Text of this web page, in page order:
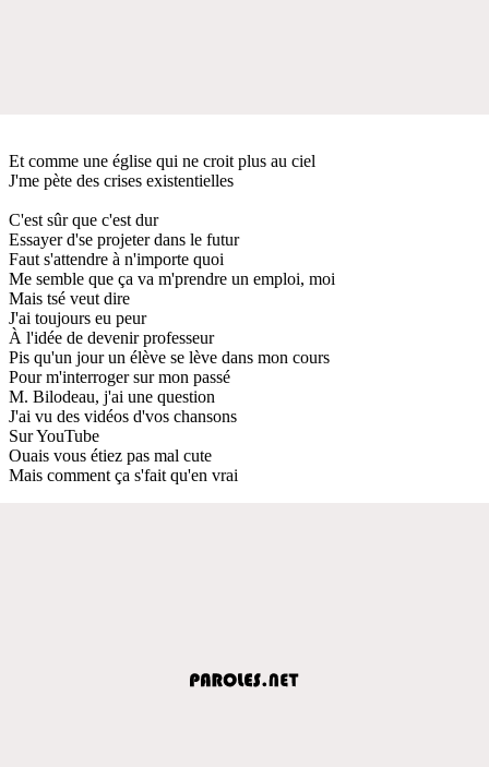
Et comme une église qui ne croit plus au ciel
J'me pète des crises existentielles
C'est sûr que c'est dur
Essayer d'se projeter dans le futur
Faut s'attendre à n'importe quoi
Me semble que ça va m'prendre un emploi, moi
Mais tsé veut dire
J'ai toujours eu peur
À l'idée de devenir professeur
Pis qu'un jour un élève se lève dans mon cours
Pour m'interroger sur mon passé
M. Bilodeau, j'ai une question
J'ai vu des vidéos d'vos chansons
Sur YouTube
Ouais vous étiez pas mal cute
Mais comment ça s'fait qu'en vrai